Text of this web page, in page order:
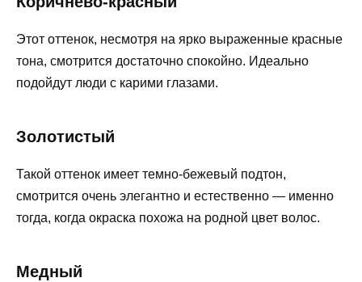
Этот оттенок, несмотря на ярко выраженные красные
тона, смотрится достаточно спокойно. Идеально
подойдут люди с карими глазами.
Золотистый
Такой оттенок имеет темно-бежевый подтон,
смотрится очень элегантно и естественно — именно
тогда, когда окраска похожа на родной цвет волос.
Медный